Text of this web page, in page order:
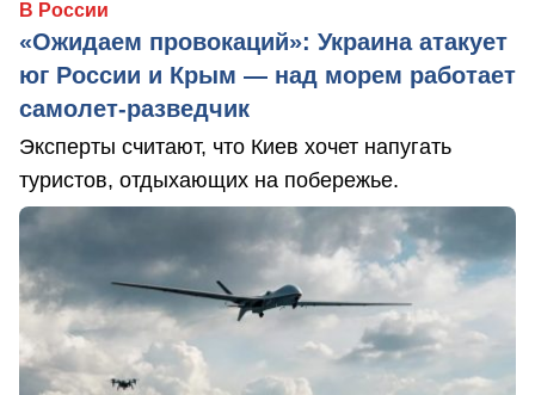
В России
«Ожидаем провокаций»: Украина атакует
юг России и Крым — над морем работает
самолет-разведчик
Эксперты считают, что Киев хочет напугать
туристов, отдыхающих на побережье.